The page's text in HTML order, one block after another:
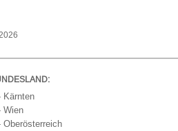
Kärnten
Wien
Oberösterreich